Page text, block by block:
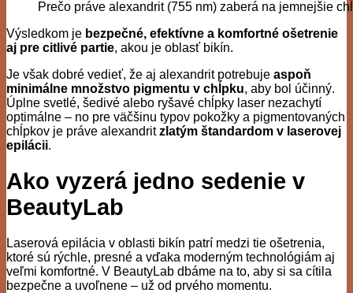
Prečo práve alexandrit (755 nm) zaberá na jemnejšie
Výsledkom je bezpečné, efektívne a komfortné ošetrenie
aj pre citlivé partie, akou je oblasť bikín.
Je však dobré vedieť, že aj alexandrit potrebuje aspoň
minimálne množstvo pigmentu v chĺpku, aby bol účinný.
Úplne svetlé, šedivé alebo ryšavé chĺpky laser nezachytí
optimálne – no pre väčšinu typov pokožky a pigmentovaných
chĺpkov je práve alexandritzlatým štandardom v laserovej
epilácii.
Ako vyzerá jedno sedenie v
BeautyLab
Laserová epilácia v oblasti bikín patrí medzi tie ošetrenia,
ktoré sú rýchle, presné a vďaka moderným technológiám aj
veľmi komfortné. V BeautyLab dbáme na to, aby si sa cítila
bezpečne a uvoľnene – už od prvého momentu.